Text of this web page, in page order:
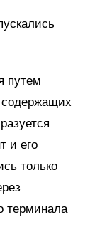
путем
содержащих
и его
только
терминала